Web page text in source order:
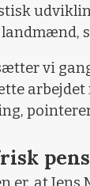
vi
arbejdet